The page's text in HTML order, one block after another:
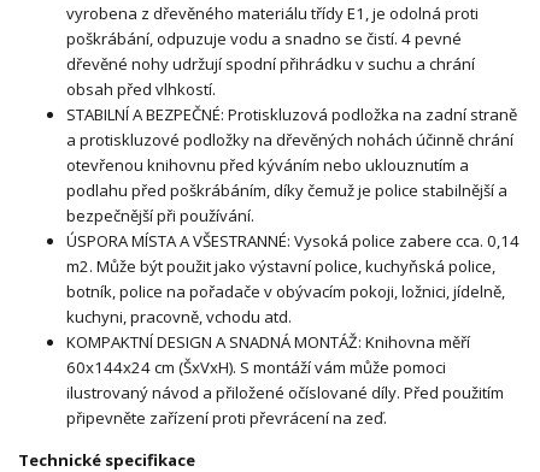
vyrobena z dřevěného materiálu třídy E1, je odolná proti
poškrábání, odpuzuje vodu a snadno se čistí. 4 pevné
dřevěné nohy udržují spodní přihrádku v suchu a chrání
obsah před vlhkostí.
STABILNÍ A BEZPEČNÉ: Protiskluzová podložka na zadní straně
a protiskluzové podložky na dřevěných nohách účinně chrání
otevřenou knihovnu před kýváním nebo uklouznutím a
podlahu před poškrábáním, díky čemuž je police stabilnější a
bezpečnější při používání.
ÚSPORA MÍSTA A VŠESTRANNÉ: Vysoká police zabere cca. 0,14
m2. Může být použit jako výstavní police, kuchyňská police,
botník, police na pořadače v obývacím pokoji, ložnici, jídelně,
kuchyni, pracovně, vchodu atd.
KOMPAKTNÍ DESIGN A SNADNÁ MONTÁŽ: Knihovna měří
60x144x24 cm (ŠxVxH). S montáží vám může pomoci
ilustrovaný návod a přiložené očíslované díly. Před použitím
připevněte zařízení proti převrácení na zeď.
Technické specifikace